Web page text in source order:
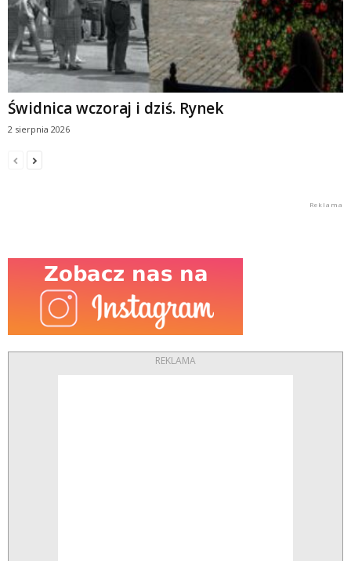
Świdnica wczoraj i dziś. Rynek
2 sierpnia 2026
REKLAMA